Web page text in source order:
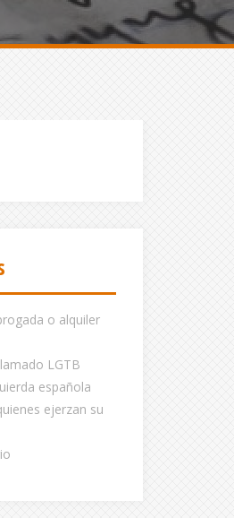
o alquiler
LGTB
española
ejerzan su